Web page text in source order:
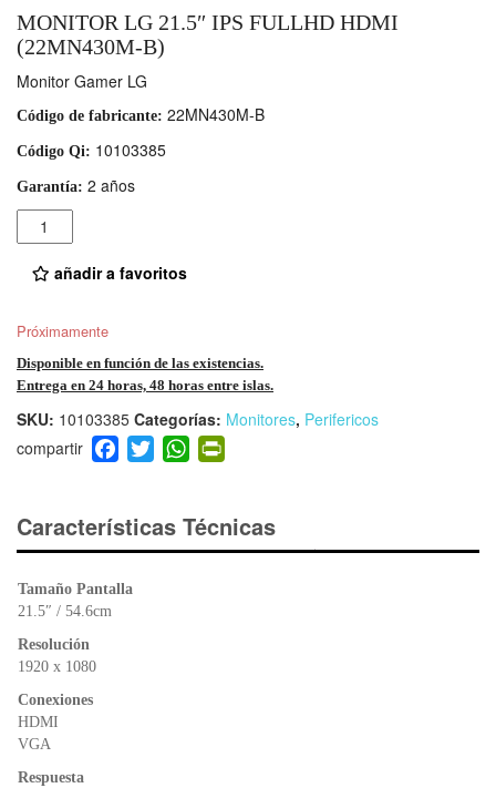
MONITOR LG 21.5″ IPS FULLHD HDMI
(22MN430M-B)
Monitor Gamer LG
Código de fabricante: 22MN430M-B
Código Qi: 10103385
Garantía: 2 años
Cantidad
añadir a favoritos
Próximamente
Disponible en función de las existencias.
Entrega en 24 horas, 48 horas entre islas.
SKU: 10103385 Categorías: Monitores, Perifericos
F
a
e
b
o
o
T
wi
er
W
h
s
A
ri
e
Características Técnicas
Tamaño Pantalla
21.5″ / 54.6cm
Resolución
1920 x 1080
Conexiones
HDMI
VGA
Respuesta